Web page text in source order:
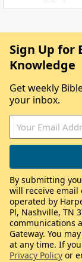
Sign Up for
Knowledge
Get weekly
your inbox.
By submitting
will receive email
operated by
Pl, Nashville, TN
communications
Gateway. You
at any time. If
Privacy Policy or